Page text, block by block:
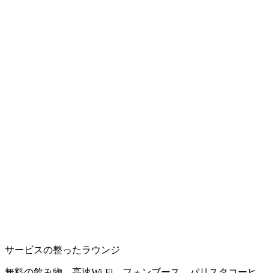
サービスの整ったラウンジ